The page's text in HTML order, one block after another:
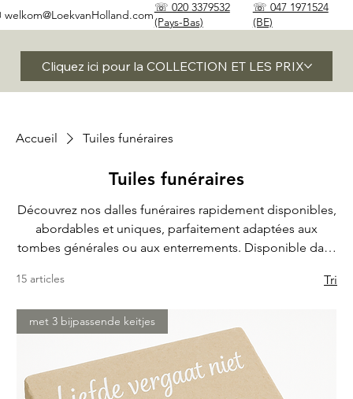
Cliquez ici pour la COLLECTION ET LES PRIX
☏ 020 3379532
(Pays-Bas)
☏ 047 1971524
(BE)
welkom@LoekvanHolland.com
Accueil Tuiles funéraires
Tuiles funéraires
Découvrez nos dalles funéraires rapidement disponibles,
abordables et uniques, parfaitement adaptées aux
tombes générales ou aux enterrements. Disponible dans
15 articles Tri
met 3 bijpassende keitjes